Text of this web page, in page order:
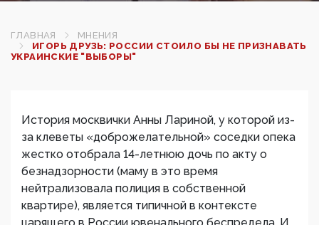
ГЛАВНАЯ
МНЕНИЯ
ИГОРЬ ДРУЗЬ: РОССИИ СТОИЛО БЫ НЕ ПРИЗНАВАТЬ
УКРАИНСКИЕ "ВЫБОРЫ"
История москвички Анны Лариной, у которой из-
за клеветы «доброжелательной» соседки опека
жестко отобрала 14-летнюю дочь по акту о
безнадзорности (маму в это время
нейтрализовала полиция в собственной
квартире), является типичной в контексте